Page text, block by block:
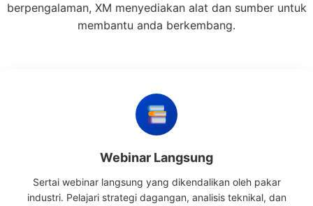
berpengalaman, XM menyediakan alat dan sumber untuk
membantu anda berkembang.
Webinar Langsung
Sertai webinar langsung yang dikendalikan oleh pakar
industri. Pelajari strategi dagangan, analisis teknikal, dan